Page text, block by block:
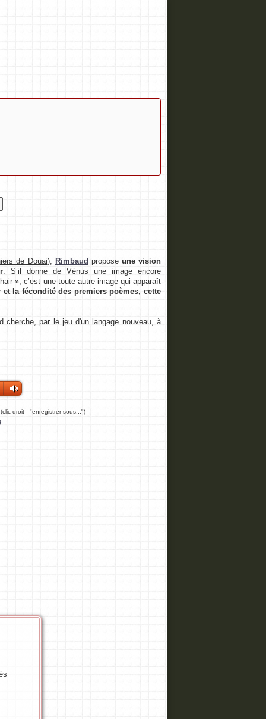
de Douai), Rimbaud propose une vision
. S’il donne de Vénus une image encore
», c’est une toute autre image qui apparaît
la fécondité des premiers poèmes, cette
par le jeu d'un langage nouveau, à
(clic droit - "enregistrer sous...")